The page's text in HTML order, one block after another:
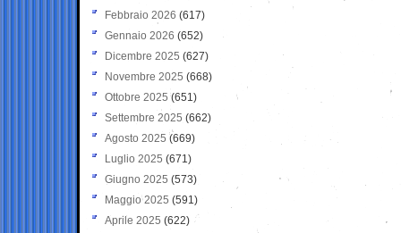
Febbraio 2026 (617)
Gennaio 2026 (652)
Dicembre 2025 (627)
Novembre 2025 (668)
Ottobre 2025 (651)
Settembre 2025 (662)
Agosto 2025 (669)
Luglio 2025 (671)
Giugno 2025 (573)
Maggio 2025 (591)
Aprile 2025 (622)